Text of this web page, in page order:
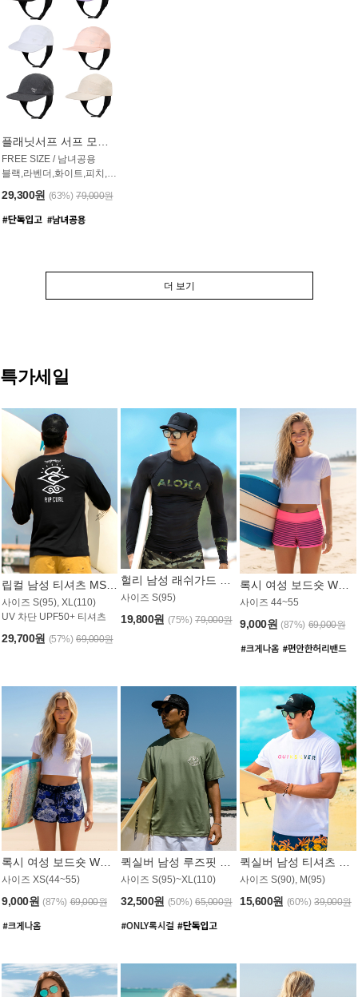
플래닛서프 서프 모자 UAC007PS
FREE SIZE / 남녀공용
블랙,라벤더,화이트,피치,그레이,오트밀 6컬러
29,300원 (63%) 79,000원
더 보기
특가세일
사이즈 S(95), XL(110)
UV 차단 UPF50+ 티셔츠
29,700원 (57%) 69,000원
사이즈 S(95)
19,800원 (75%) 79,000원
사이즈 44~55
9,000원 (87%) 69,000원
사이즈 XS(44~55)
9,000원 (87%) 69,000원
사이즈 S(95)~XL(110)
32,500원 (50%) 65,000원
사이즈 S(90), M(95)
15,600원 (60%) 39,000원